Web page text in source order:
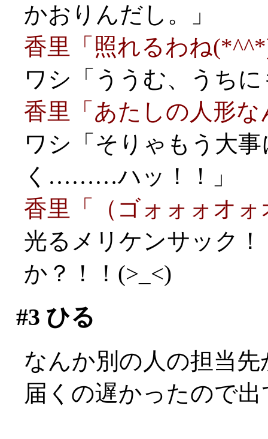
かおりんだし。」
香里「照れるわね
ワシ「ううむ、うち
香里「あたしの人形
ワシ「そりゃもう大
く………ハッ！！」
香里「（ゴォォォオ
光るメリケンサック
か？！！(>_<)
#3 ひる
なんか別の人の担当
届くの遅かったので